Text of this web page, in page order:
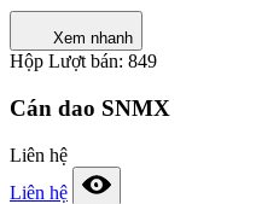
Xem nhanh
Hộp Lượt bán: 849
Cán dao SNMX
Liên hệ
Liên hệ